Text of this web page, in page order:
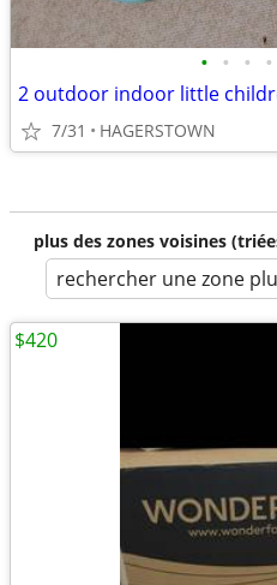
• • • •
2 outdoor indoor little
7/31 HAGERSTOWN
plus des zones voisines
rechercher une zone
$420